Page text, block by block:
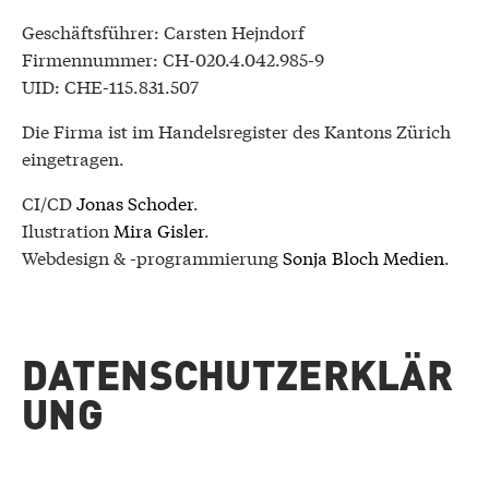
Geschäftsführer: Carsten Hejndorf
Firmennummer: CH-020.4.042.985-9
UID: CHE-115.831.507
Die Firma ist im Handelsregister des Kantons Zürich
eingetragen.
CI/CDJonas Schoder.
Ilustration Mira Gisler.
Webdesign & -programmierungSonja Bloch Medien.
DATENSCHUTZERKLÄR
UNG